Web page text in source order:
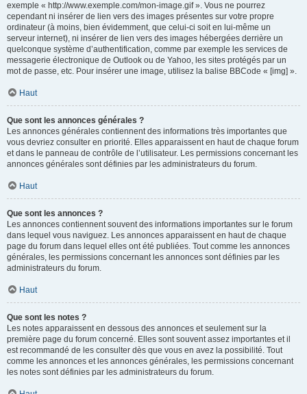
exemple « http://www.exemple.com/mon-image.gif ». Vous ne pourrez
cependant ni insérer de lien vers des images présentes sur votre propre
ordinateur (à moins, bien évidemment, que celui-ci soit en lui-même un
serveur internet), ni insérer de lien vers des images hébergées derrière un
quelconque système d’authentification, comme par exemple les services de
messagerie électronique de Outlook ou de Yahoo, les sites protégés par un
mot de passe, etc. Pour insérer une image, utilisez la balise BBCode « [img] ».
Haut
Que sont les annonces générales ?
Les annonces générales contiennent des informations très importantes que
vous devriez consulter en priorité. Elles apparaissent en haut de chaque forum
et dans le panneau de contrôle de l’utilisateur. Les permissions concernant les
annonces générales sont définies par les administrateurs du forum.
Haut
Que sont les annonces ?
Les annonces contiennent souvent des informations importantes sur le forum
dans lequel vous naviguez. Les annonces apparaissent en haut de chaque
page du forum dans lequel elles ont été publiées. Tout comme les annonces
générales, les permissions concernant les annonces sont définies par les
administrateurs du forum.
Haut
Que sont les notes ?
Les notes apparaissent en dessous des annonces et seulement sur la
première page du forum concerné. Elles sont souvent assez importantes et il
est recommandé de les consulter dès que vous en avez la possibilité. Tout
comme les annonces et les annonces générales, les permissions concernant
les notes sont définies par les administrateurs du forum.